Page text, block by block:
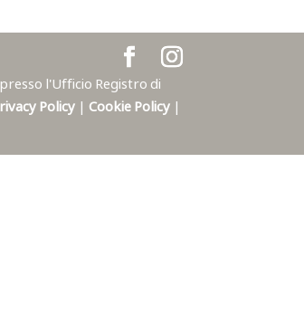
l'Ufficio Registro di
Policy | Cookie Policy |